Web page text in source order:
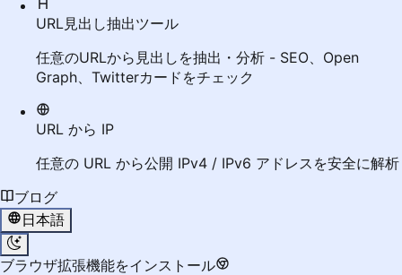
URL見出し抽出ツール
任意のURLから見出しを抽出・分析 - SEO、Open
Graph、Twitterカードをチェック
URL から IP
任意の URL から公開 IPv4 / IPv6 アドレスを安全に解析
ブログ
日本語
ブラウザ拡張機能をインストール